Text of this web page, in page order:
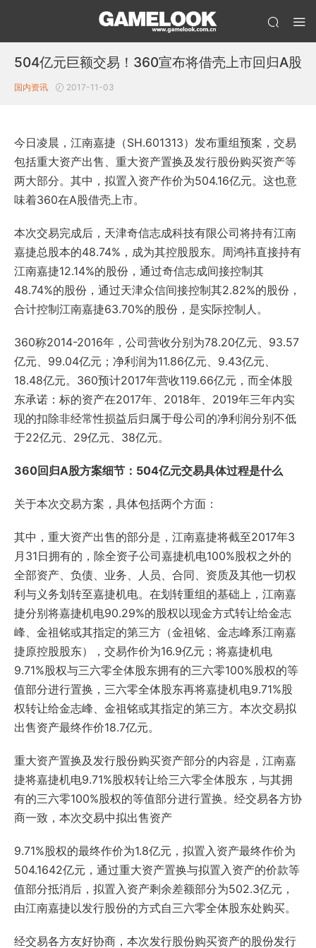
504亿元巨额交易！360宣布将借壳上市回归A股
国内资讯 2017-11-03
今日凌晨，江南嘉捷（SH.601313）发布重组预案，交易
包括重大资产出售、重大资产置换及发行股份购买资产等
两大部分。其中，拟置入资产作价为504.16亿元。这也意
味着360在A股借壳上市。
本次交易完成后，天津奇信志成科技有限公司将持有江南
嘉捷总股本的48.74%，成为其控股股东。周鸿祎直接持有
江南嘉捷12.14%的股份，通过奇信志成间接控制其
48.74%的股份，通过天津众信间接控制其2.82%的股份，
合计控制江南嘉捷63.70%的股份，是实际控制人。
360称2014-2016年，公司营收分别为78.20亿元、93.57
亿元、99.04亿元；净利润为11.86亿元、9.43亿元、
18.48亿元。360预计2017年营收119.66亿元，而全体股
东承诺：标的资产在2017年、2018年、2019年三年内实
现的扣除非经常性损益后归属于母公司的净利润分别不低
于22亿元、29亿元、38亿元。
360回归A股方案细节：504亿元交易具体过程是什么
关于本次交易方案，具体包括两个方面：
其中，重大资产出售的部分是，江南嘉捷将截至2017年3
月31日拥有的，除全资子公司嘉捷机电100%股权之外的
全部资产、负债、业务、人员、合同、资质及其他一切权
利与义务划转至嘉捷机电。在划转重组的基础上，江南嘉
捷分别将嘉捷机电90.29%的股权以现金方式转让给金志
峰、金祖铭或其指定的第三方（金祖铭、金志峰系江南嘉
捷原控股股东），交易作价为16.9亿元；将嘉捷机电
9.71%股权与三六零全体股东拥有的三六零100%股权的等
值部分进行置换，三六零全体股东再将嘉捷机电9.71%股
权转让给金志峰、金祖铭或其指定的第三方。本次交易拟
出售资产最终作价18.7亿元。
重大资产置换及发行股份购买资产部分的内容是，江南嘉
捷将嘉捷机电9.71%股权转让给三六零全体股东，与其拥
有的三六零100%股权的等值部分进行置换。经交易各方协
商一致，本次交易中拟出售资产
9.71%股权的最终作价为1.8亿元，拟置入资产最终作价为
504.1642亿元，通过重大资产置换与拟置入资产的价款等
值部分抵消后，拟置入资产剩余差额部分为502.3亿元，
由江南嘉捷以发行股份的方式自三六零全体股东处购买。
经交易各方友好协商，本次发行股份购买资产的股份发行